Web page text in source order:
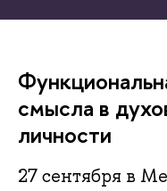
смысла в
личности
27 сентября в